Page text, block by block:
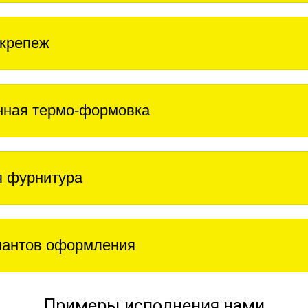
термо-формовка
фурнитура
оформления